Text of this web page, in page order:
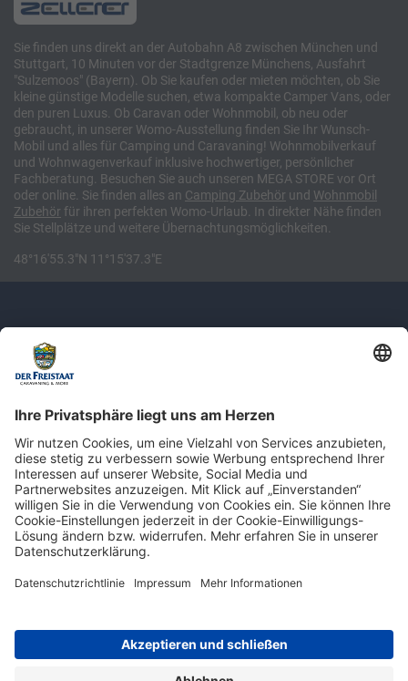
Sie finden uns direkt an der Autobahn A8 zwischen München und
Stuttgart, 10 Minuten vor der Stadtgrenze Münchens, Ausfahrt
"Sulzemoos" (Bayern). Ob Sie kaufen oder mieten möchten, ob Sie
kleine günstige Modelle suchen, etwa kompakte Camper Vans, oder
den puren Luxus. Ob Caravan oder Wohnmobil, ob neu oder
gebraucht, in unserer Womo-Ausstellung finden Sie Ihr Wunsch-
Mobil und alles für Camping und Caravaning! Wohnmobilverkauf
und Wohnwagenverkauf inklusive hochwertiger, persönlicher
Fachberatung. Besuchen Sie auch unseren MEGA STORE vor Ort
oder online. Sie finden alles an Camping Zubehör und Wohnmobil
Zubehör für ihren perfekten Womo-Urlaub. In direkter Nähe finden
Sie Stellplätze und weitere Übernachtungsmöglichkeiten.
48°16'55.3"N 11°15'37.3"E
Newsletter: Jetzt auf
shop.derfreistaat.de anmelden und
einen 5€ Gutschein für unseren Online-
Shop erhalten!*
Impressum Datenschutz Barrierefreiheit